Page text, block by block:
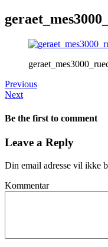
Previous
Next
Be the first to comment
Leave a Reply
Din email adresse vil ikke
Kommentar